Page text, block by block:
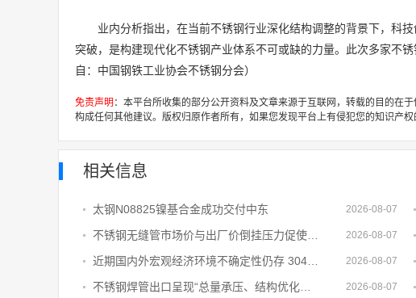
业内分析指出，在当前不锈钢行业深化结构调整的背景下，科
突破，是构建现代化不锈钢产业体系不可或缺的力量。此次多家不
自：中国钢铁工业协会不锈钢分会）
免责声明 ：本平台所收集的部分公开资料及文章来源于互联网，转载的目的在
构成任何其他建议。版权归原作者所有，如果您发现平台上有侵犯您的知识产
相关信息
太钢N08825镍基合金成功交付中东 2026-08-07
2026-08-07
2026-08-07
2026-08-07